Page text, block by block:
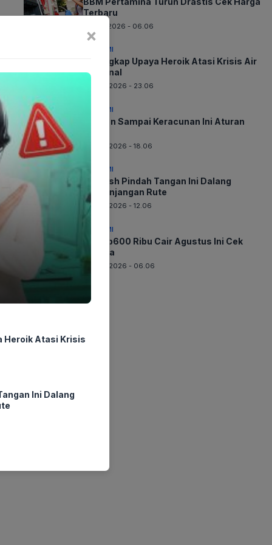
Terbaru
07-08-2026 - 06.06
EKONOMI
Terungkap Upaya Heroik Atasi Krisis Air
Nasional
06-08-2026 - 23.06
EKONOMI
Jangan Sampai Keracunan Ini Aturan
06-08-2026 - 18.06
EKONOMI
Whoosh Pindah Tangan Ini Dalang
Perpanjangan Rute
06-08-2026 - 12.06
EKONOMI
BLT Rp600 Ribu Cair Agustus Ini Cek
Segera
06-08-2026 - 06.06
×
Heroik Atasi Krisis
Ini Dalang